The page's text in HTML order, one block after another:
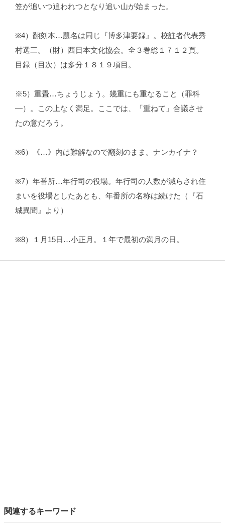
笠が追いつ追われつとなり追い山が始まった。
※4）翻刻本…題名は同じ『博多津要録』。校註者代表秀
村選三。（財）西日本文化協会。全３巻総１７１２頁。
目録（目次）は多分１８１９項目。
※5）重畳…ちょうじょう。幾重にも重なること（罪科
―）。この上なく満足。ここでは、「重ねて」合議させ
たの意だろう。
※6）《…》内は難解なので翻刻のまま。ナンカイナ？
※7）年番所…年行司の役場。年行司の人数が減らされ住
まいを役場としたあとも、年番所の名称は続けた（『石
城異聞』より）
※8）１月15日…小正月。１年で最初の満月の日。
関連するキーワード